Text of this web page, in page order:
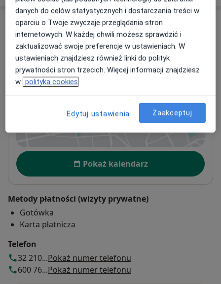
Adresy (3)
Adres 1 Adres 2 Adres 3
TRAUMA-DENT
otwiera się w nowej karcie
Dostępność
Pokaż kalendarz
Metody płatności (wizyty prywatne)
Gotówka
Karta płatnicza
Telefon
32 210...Pokaż numer telefonu
600 76...Pokaż numer telefonu
danych do celów statystycznych i dostarczania treści w
oparciu o Twoje zwyczaje przeglądania stron
internetowych. W każdej chwili możesz sprawdzić i
zaktualizować swoje preferencje w ustawieniach. W
ustawieniach znajdziesz również linki do polityk
prywatności stron trzecich. Więcej informacji znajdziesz
w polityka cookies
Edytuj ustawienia Zaakceptuj